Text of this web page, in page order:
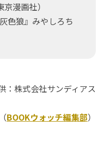
漫画社）
色狼』みやしろち
：株式会社サンディアス
（BOOKウォッチ編集部）